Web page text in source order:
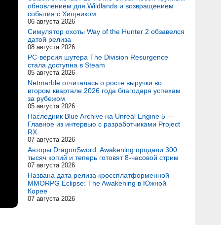
обновлением для Wildlands и возвращением
события с Хищником
06 августа 2026
Симулятор охоты Way of the Hunter 2 обзавелся
датой релиза
08 августа 2026
PC-версия шутера The Division Resurgence
стала доступна в Steam
05 августа 2026
Netmarble отчиталась о росте выручки во
втором квартале 2026 года благодаря успехам
за рубежом
05 августа 2026
Наследник Blue Archive на Unreal Engine 5 —
Главное из интервью с разработчиками Project
RX
07 августа 2026
Авторы DragonSword: Awakening продали 300
тысяч копий и теперь готовят 8-часовой стрим
07 августа 2026
Названа дата релиза кроссплатформенной
MMORPG Eclipse: The Awakening в Южной
Корее
07 августа 2026